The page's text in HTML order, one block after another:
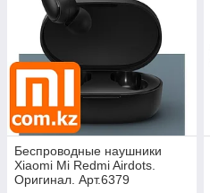
Беспроводные наушники
Xiaomi Mi Redmi Airdots.
Оригинал. Арт.6379